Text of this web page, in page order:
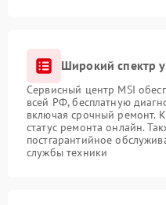
Широкий спектр
Сервисный центр MSI
всей РФ, бесплатную
включая срочный ремонт.
статус ремонта онлайн.
постгарантийное
службы техники